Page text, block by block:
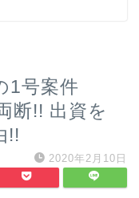
1号案件
断!! 出資を
!!
2020年2月10日